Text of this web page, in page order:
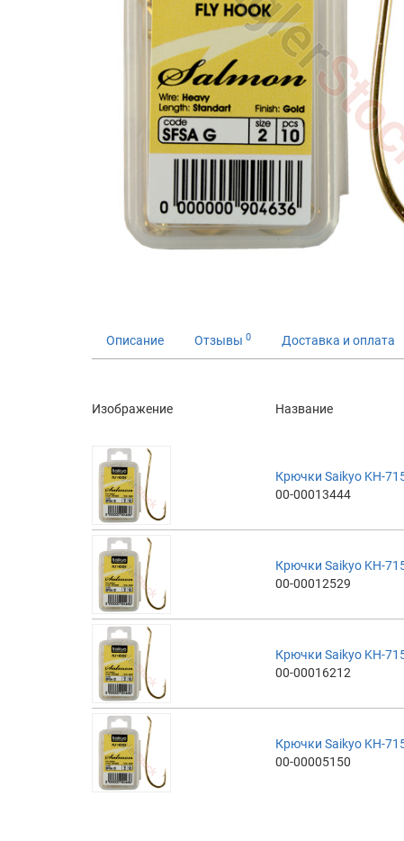
Описание Отзывы 0 Доставка и оплата
Изображение Название
Крючки Saikyo KH-
00-00013444
Крючки Saikyo KH-
00-00012529
Крючки Saikyo KH-
00-00016212
Крючки Saikyo KH-
00-00005150